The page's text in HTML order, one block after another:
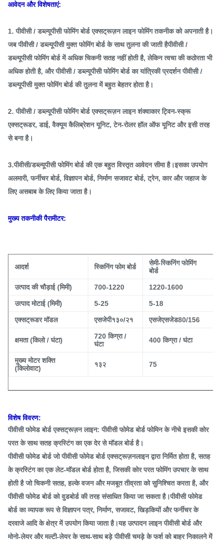
आवेदन और विशेषताएं:
1. पीवीसी / डब्ल्यूपीसी फोमिंग बोर्ड एक्सट्रूज़न लाइन फोमिंग तकनीक को अपनाती है।
जब पीवीसी / डब्ल्यूपीसी मुक्त फोमिंग बोर्ड के साथ तुलना की जाती हैपीवीसी /
डब्ल्यूपीसी फोमिंग बोर्ड में अधिक चिकनी सतह नहीं होती है, लेकिन त्वचा की कठोरता भी
अधिक होती है, और पीवीसी / डब्ल्यूपीसी फोमिंग बोर्ड का यांत्रिकी प्रदर्शन पीवीसी /
डब्ल्यूपीसी मुक्त फोमिंग बोर्ड की तुलना में बहुत बेहतर होता है।
2. पीवीसी / डब्ल्यूपीसी फोमिंग बोर्ड एक्सट्रूज़न लाइन शंक्वाकार ट्विन-स्क्रू
एक्सट्रूडर, डाई, वैक्यूम कैलिब्रेशन यूनिट, टेन-रोलर हॉल ऑफ यूनिट और इसी तरह
से बना है।
3.पीवीसी/डब्ल्यूपीसी फोमिंग बोर्ड की एक बहुत विस्तृत आवेदन सीमा है।इसका उपयोग
अलमारी, फर्नीचर बोर्ड, विज्ञापन बोर्ड, निर्माण सजावट बोर्ड, ट्रेन, कार और जहाज के
लिए असबाब के लिए किया जाता है।
मुख्य तकनीकी पैरामीटर:
आदर्श स्किनिंग फोम बोर्ड
सेमी-स्किनिंग फोमिंग
बोर्ड
उत्पाद की चौड़ाई (मिमी) 700-1220 1220-1600
उत्पाद मोटाई (मिमी) 5-25 5-18
एक्सट्रूडर मॉडल एसजेपी१३०/२१ एसजेएसजेड80/156
क्षमता (किलो / घंटा)
720 किग्रा /
घंटा
400 किग्रा / घंटा
मुख्य मोटर शक्ति
(किलोवाट)
१३२ 75
विशेष विवरण:
पीवीसी फोमेड बोर्ड एक्सट्रूज़न लाइन: पीवीसी फोमेड बोर्ड फोमिन के नीचे इसकी कोर
परत के साथ सतह क्रस्टिंग का एक देर से मॉडल बोर्ड है।
पीवीसी फोमेड बोर्ड जो पीवीसी फोमेड बोर्ड एक्सट्रूज़नलाइन द्वारा निर्मित होता है, सतह
के क्रस्टिंग का एक लेट-मॉडल बोर्ड होता है, जिसकी कोर परत फोमिंग उपचार के साथ
होती है जो चिकनी सतह, हल्के वजन और मजबूत तीव्रता को सुनिश्चित करता है, और
पीवीसी फोमेड बोर्ड को वुडबोर्ड की तरह संसाधित किया जा सकता है।पीवीसी फोमेड
बोर्ड का व्यापक रूप से विज्ञापन पत्र, निर्माण, सजावट, खिड़कियों और फर्नीचर के
दरवाजे आदि के क्षेत्र में उपयोग किया जाता है।यह उत्पादन लाइन पीवीसी बोर्ड और
मोनो-लेयर और मल्टी-लेयर के साथ-साथ बड़े पीवीसी चमड़े के फर्श को बाहर निकालने में